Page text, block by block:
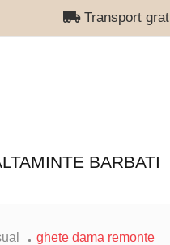
Transport
BARBATI
ghete dama remonte